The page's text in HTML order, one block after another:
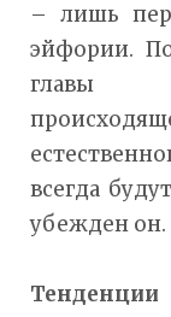
– лишь
эйфории.
главы
всегда
убежден он.
Тенденции